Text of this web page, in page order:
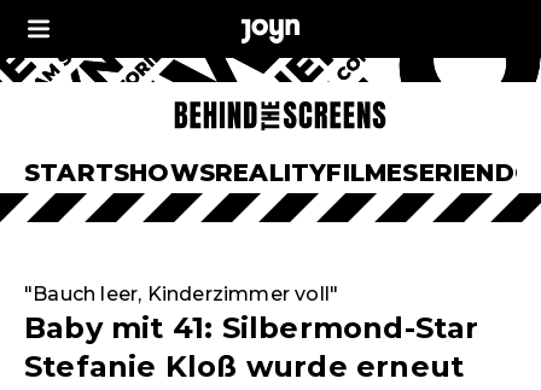
STARTSHOWSREALITYFILMESERIEN
"Bauch leer, Kinderzimmer voll"
Baby mit 41: Silbermond-Star
Stefanie Kloß wurde erneut